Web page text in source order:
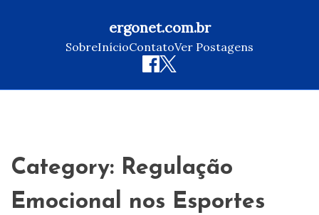
ergonet.com.br
SobreInícioContatoVer Postagens
Category: Regulação
Emocional nos Esportes